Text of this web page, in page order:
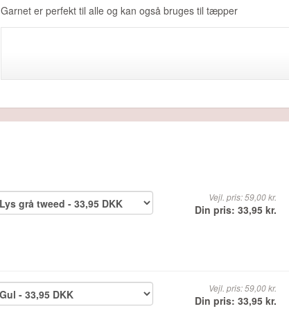
Garnet er perfekt til alle og kan også bruges til tæpper
Vejl. pris: 59,00 kr.
Din pris: 33,95 kr.
Vejl. pris: 59,00 kr.
Din pris: 33,95 kr.